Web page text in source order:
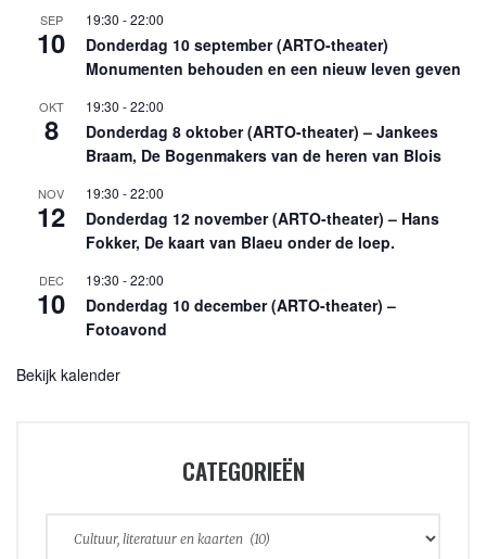
SEP
10
19:30 -22:00
Donderdag 10 september (ARTO-theater)
Monumenten behouden en een nieuw leven geven
OKT
8
19:30 -22:00
Donderdag 8 oktober (ARTO-theater) – Jankees
Braam, De Bogenmakers van de heren van Blois
NOV
12
19:30 -22:00
Donderdag 12 november (ARTO-theater) – Hans
Fokker, De kaart van Blaeu onder de loep.
DEC
10
19:30 -22:00
Donderdag 10 december (ARTO-theater) –
Fotoavond
Bekijk kalender
CATEGORIEËN
Categorieën